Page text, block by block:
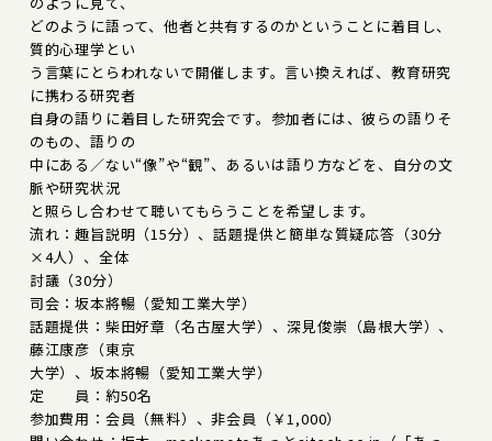
どのように語って、他者と共有するのかということに着目し、
質的心理学とい
う言葉にとらわれないで開催します。言い換えれば、教育研究
に携わる研究者
自身の語りに着目した研究会です。参加者には、彼らの語りそ
のもの、語りの
中にある／ない“像”や“観”、あるいは語り方などを、自分の文
脈や研究状況
と照らし合わせて聴いてもらうことを希望します。
流れ：趣旨説明（15分）、話題提供と簡単な質疑応答（30分
×4人）、全体
討議（30分）
司会：坂本將暢（愛知工業大学）
話題提供：柴田好章（名古屋大学）、深見俊崇（島根大学）、
藤江康彦（東京
大学）、坂本將暢（愛知工業大学）
定 員：約50名
参加費用：会員（無料）、非会員（￥1,000）